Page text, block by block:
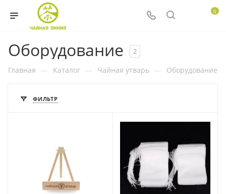
0
Оборудование 2
Главная — Каталог — Чайная утварь — Оборудование
ФИЛЬТР